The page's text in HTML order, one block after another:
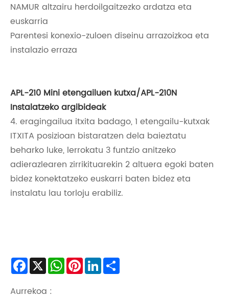
NAMUR altzairu herdoilgaitzezko ardatza eta
euskarria
Parentesi konexio-zuloen diseinu arrazoizkoa eta
instalazio erraza
APL-210 Mini etengailuen kutxa/APL-210N
Instalatzeko argibideak
4. eragingailua itxita badago, 1 etengailu-kutxak
ITXITA posizioan bistaratzen dela baieztatu
beharko luke, lerrokatu 3 funtzio anitzeko
adierazlearen zirrikituarekin 2 altuera egoki baten
bidez konektatzeko euskarri baten bidez eta
instalatu lau torloju erabiliz.
Facebook
X WhatsApp
PinterestLinkedIn
Aurrekoa :